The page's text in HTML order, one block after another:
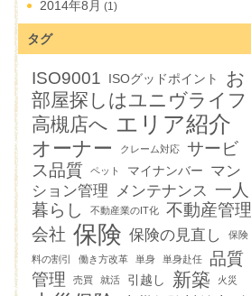
2014年8月 (1)
タグ
ISO9001 ISOグッドポイント
お
部屋探しはユニヴライフ
高槻店へ エリア紹介
オーナー クレーム対応
サービ
ス品質
ペット マイナンバー
マン
ション管理
メンテナンス
一人
暮らし
不動産業のIT化
不動産管理
会社 保険 保険の見直し 保険
料の割引 働き方改革 単身 単身赴任
品質
管理
売買 就活 引越し 新築 火災